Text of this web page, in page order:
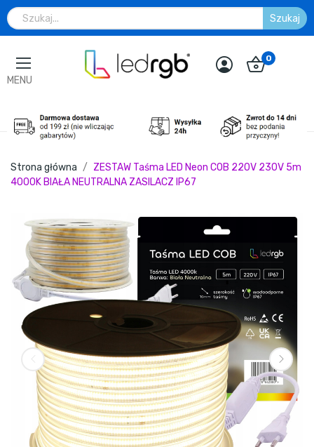
Szukaj
0
MENU
Strona główna
ZESTAW Taśma LED Neon COB 220V 230V 5m
4000K BIAŁA NEUTRALNA ZASILACZ IP67